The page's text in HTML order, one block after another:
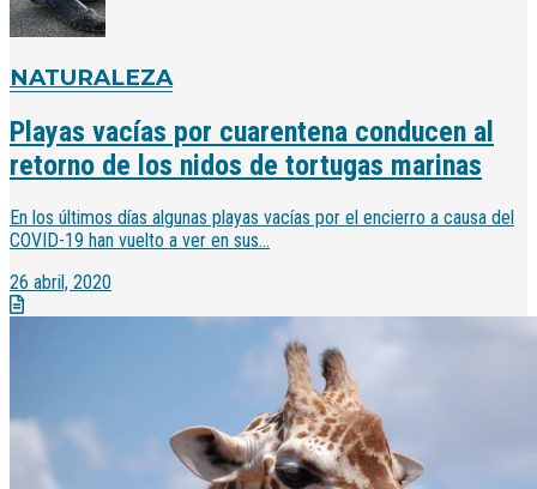
NATURALEZA
Playas vacías por cuarentena conducen al
retorno de los nidos de tortugas marinas
En los últimos días algunas playas vacías por el encierro a causa del
COVID-19 han vuelto a ver en sus...
26 abril, 2020